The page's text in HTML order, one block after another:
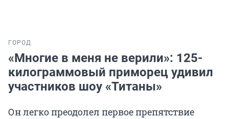
ГОРОД
«Многие в меня не верили»: 125-
килограммовый приморец удивил
участников шоу «Титаны»
Он легко преодолел первое препятствие